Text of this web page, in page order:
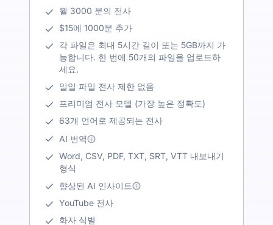
월 3000 분의 전사
$15에 1000분 추가
각 파일은 최대 5시간 길이 또는 5GB까지 가
능합니다. 한 번에 50개의 파일을 업로드하
세요.
일일 파일 전사 제한 없음
프리미엄 전사 모델 (가장 높은 정확도)
63개 언어로 제공되는 전사
AI 번역
Word, CSV, PDF, TXT, SRT, VTT 내보내기
형식
향상된 AI 인사이트
YouTube 전사
화자 식별